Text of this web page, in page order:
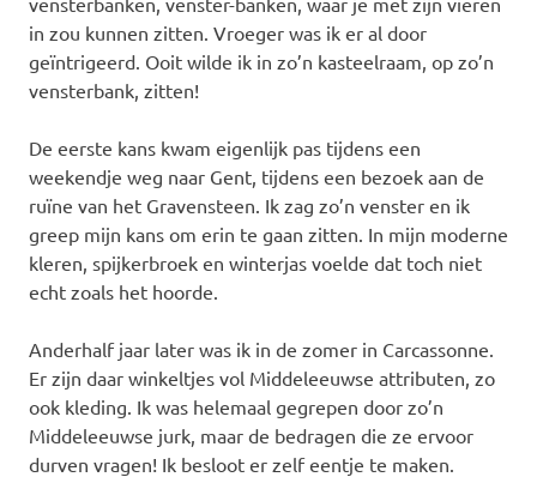
in zou kunnen zitten. Vroeger was ik er al door
geïntrigeerd. Ooit wilde ik in zo’n kasteelraam, op zo’n
vensterbank, zitten!
De eerste kans kwam eigenlijk pas tijdens een
weekendje weg naar Gent, tijdens een bezoek aan de
ruïne van het Gravensteen. Ik zag zo’n venster en ik
greep mijn kans om erin te gaan zitten. In mijn moderne
kleren, spijkerbroek en winterjas voelde dat toch niet
echt zoals het hoorde.
Anderhalf jaar later was ik in de zomer in Carcassonne.
Er zijn daar winkeltjes vol Middeleeuwse attributen, zo
ook kleding. Ik was helemaal gegrepen door zo’n
Middeleeuwse jurk, maar de bedragen die ze ervoor
durven vragen! Ik besloot er zelf eentje te maken.